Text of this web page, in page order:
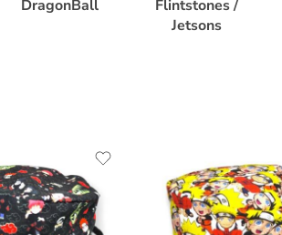
DragonBall
Flintstones /
Jetsons